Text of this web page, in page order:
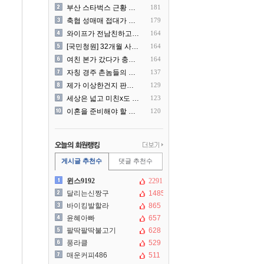
부산 스타벅스 근황 ㅎㄷㄷ 181
축협 성매매 접대가 더 충격.. 179
와이프가 전남친하고 해외여행.. 164
[국민청원] 32개월 사랑하.. 164
여친 본가 갔다가 충격 먹은.. 164
자칭 경주 촌놈들의 국내 여.. 137
제가 이상한건지 판단 부탁드.. 129
세상은 넓고 미친x도 많네? 123
이혼을 준비해야 할 것 같습.. 120
게시글 추천수 댓글 추천수
윈스9192
2291
달리는신짱구
1485
바이킹발할라
865
윤혜아빠
657
팔딱팔딱불고기
628
풍라클
529
매운커피486
511